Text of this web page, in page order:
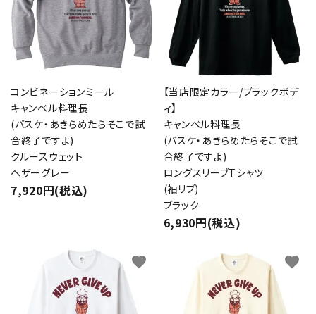
コンビネーションミール
キャンベル料理長
(バスケ・あきらめたらそこで試
合終了ですよ)
クルースウェット
ヘザーグレー
7,920円(税込)
【当店限定カラー/ブラックボデ
ィ】
キャンベル料理長
(バスケ・あきらめたらそこで試
合終了ですよ)
ロングスリーブTシャツ
(袖リブ)
ブラック
6,930円(税込)
favorite favorite